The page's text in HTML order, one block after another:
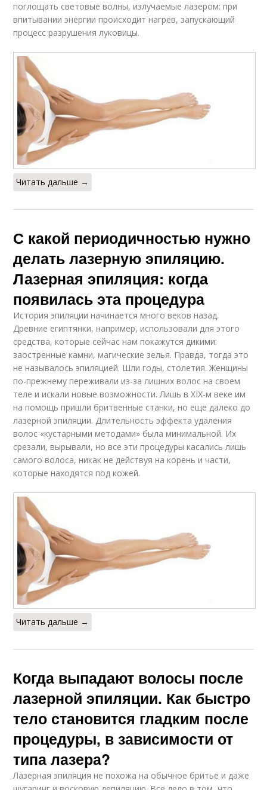
поглощать световые волны, излучаемые лазером: при
впитывании энергии происходит нагрев, запускающий
процесс разрушения луковицы.
Читать дальше →
С какой периодичностью нужно
делать лазерную эпиляцию.
Лазерная эпиляция: когда
появилась эта процедура
История эпиляции начинается много веков назад.
Древние египтянки, например, использовали для этого
средства, которые сейчас нам покажутся дикими:
заостренные камни, магические зелья. Правда, тогда это
не называлось эпиляцией. Шли годы, столетия. Женщины
по-прежнему переживали из-за лишних волос на своем
теле и искали новые возможности. Лишь в XIX-м веке им
на помощь пришли бритвенные станки, но еще далеко до
лазерной эпиляции. Длительность эффекта удаления
волос «кустарными методами» была минимальной. Их
срезали, вырывали, но все эти процедуры касались лишь
самого волоса, никак не действуя на корень и части,
которые находятся под кожей.
Читать дальше →
Когда выпадают волосы после
лазерной эпиляции. Как быстро
тело становится гладким после
процедуры, в зависимости от
типа лазера?
Лазерная эпиляция не похожа на обычное бритье и даже